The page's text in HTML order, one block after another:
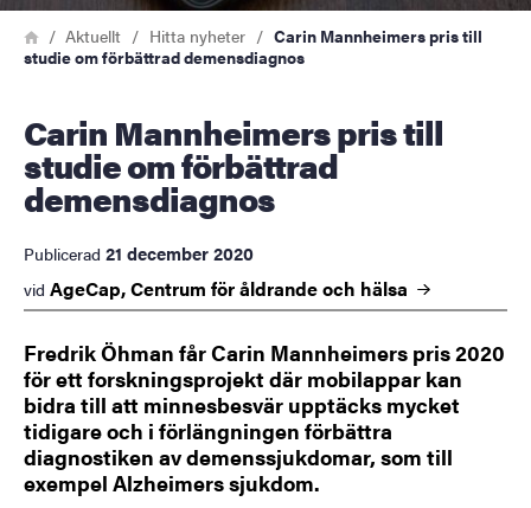
Länkstig
HemAktuellt Hitta nyheter
Carin Mannheimers pris till
studie om förbättrad demensdiagnos
Carin Mannheimers pris till
studie om förbättrad
demensdiagnos
Publicerad 21 december 2020
vid AgeCap, Centrum för åldrande och hälsa
Fredrik Öhman får Carin Mannheimers pris 2020
för ett forskningsprojekt där mobilappar kan
bidra till att minnesbesvär upptäcks mycket
tidigare och i förlängningen förbättra
diagnostiken av demenssjukdomar, som till
exempel Alzheimers sjukdom.